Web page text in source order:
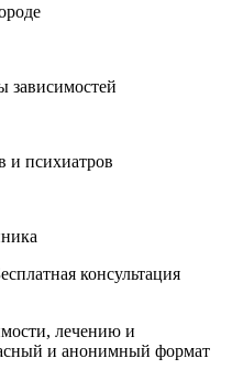
зависимостей
и психиатров
консультация
лечению и
и анонимный формат